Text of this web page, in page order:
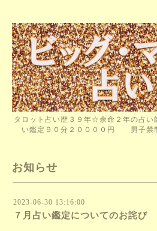
タロット占い歴３９年☆余命２年の占
い鑑定９０分２００００円 男子禁
お知らせ
2023-06-30 13:16:00
７月占い鑑定についてのお詫び